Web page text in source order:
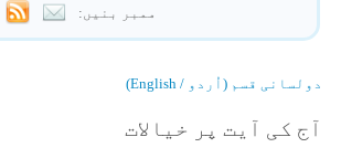
ممبر بنیں:
دولسانی قسم (اُردو / English)
آج کی آیت پر خیالات